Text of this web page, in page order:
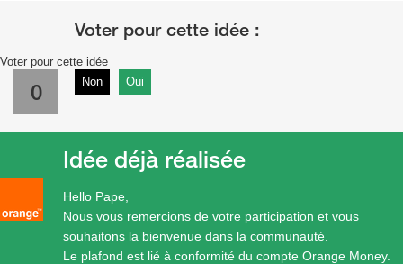
Voter pour cette idée
0 Non Oui
Hello Pape,
Nous vous remercions de votre participation et vous
souhaitons la bienvenue dans la communauté.
Le plafond est lié à conformité du compte Orange Money.
Idée déjà réalisée